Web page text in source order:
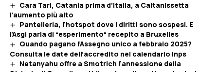
Cara Tari, Catania prima d’Italia, a Caltanissetta
l’aumento più alto
Pantelleria, l’hotspot dove i diritti sono sospesi. E
l’Asgi parla di “esperimento“ recepito a Bruxelles
Quando pagano l’Assegno unico a febbraio 2025?
Consulta le date dell’accredito nel calendario Inps
Netanyahu offre a Smotrich l’annessione della